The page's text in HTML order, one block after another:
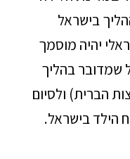
בישראל
יהיה מוסמך
שמדובר בהליך
הברית) ולסיום
הילד בישראל.